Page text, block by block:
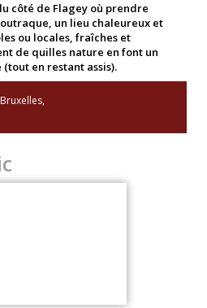
côté de Flagey où prendre
un lieu chaleureux et
ou locales, fraîches et
de quilles nature en font un
(tout en restant assis).